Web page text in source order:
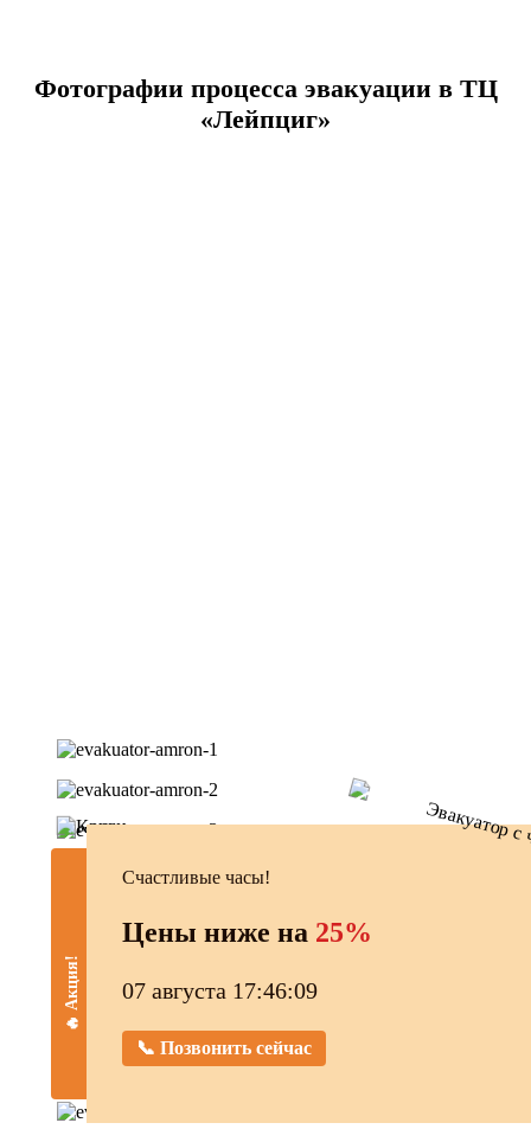
🔥 Акция!
Счастливые часы!
Цены ниже на 25%
07 августа 17:46:10
📞 Позвонить сейчас
Фотографии процесса эвакуации в ТЦ
«Лейпциг»